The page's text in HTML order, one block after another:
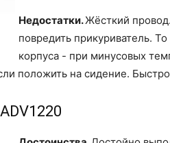
Недостатки.Жёсткий
повредить прикуриватель.
корпуса - при минусовых
положить на сидение.